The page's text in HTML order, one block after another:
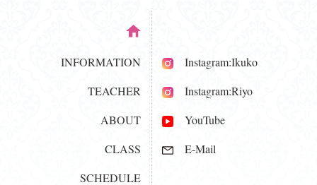
INFORMATION
TEACHER
ABOUT
CLASS
SCHEDULE
Instagram:Ikuko
Instagram:Riyo
YouTube
E-Mail